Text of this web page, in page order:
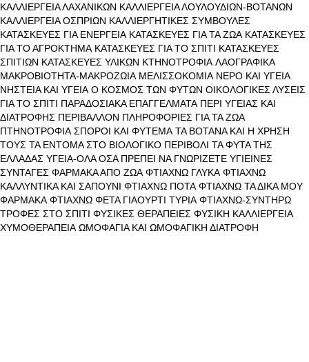
ΚΑΛΛΙΕΡΓΕΙΑ ΛΑΧΑΝΙΚΩΝ ΚΑΛΛΙΕΡΓΕΙΑ ΛΟΥΛΟΥΔΙΩΝ-ΒΟΤΑΝΩΝ
ΚΑΛΛΙΕΡΓΕΙΑ ΟΣΠΡΙΩΝ ΚΑΛΛΙΕΡΓΗΤΙΚΕΣ ΣΥΜΒΟΥΛΕΣ
ΚΑΤΑΣΚΕΥΕΣ ΓΙΑ ΕΝΕΡΓΕΙΑ ΚΑΤΑΣΚΕΥΕΣ ΓΙΑ ΤΑ ΖΩΑ ΚΑΤΑΣΚΕΥΕΣ
ΓΙΑ ΤΟ ΑΓΡΟΚΤΗΜΑ ΚΑΤΑΣΚΕΥΕΣ ΓΙΑ ΤΟ ΣΠΙΤΙ ΚΑΤΑΣΚΕΥΕΣ
ΣΠΙΤΙΩΝ ΚΑΤΑΣΚΕΥΕΣ ΥΛΙΚΩΝ ΚΤΗΝΟΤΡΟΦΙΑ ΛΑΟΓΡΑΦΙΚΑ
ΜΑΚΡΟΒΙΟΤΗΤΑ-ΜΑΚΡΟΖΩΙΑ ΜΕΛΙΣΣΟΚΟΜΙΑ ΝΕΡΟ ΚΑΙ ΥΓΕΙΑ
ΝΗΣΤΕΙΑ ΚΑΙ ΥΓΕΙΑ Ο ΚΟΣΜΟΣ ΤΩΝ ΦΥΤΩΝ ΟΙΚΟΛΟΓΙΚΕΣ ΛΥΣΕΙΣ
ΓΙΑ ΤΟ ΣΠΙΤΙ ΠΑΡΑΔΟΣΙΑΚΑ ΕΠΑΓΓΕΛΜΑΤΑ ΠΕΡΙ ΥΓΕΙΑΣ ΚΑΙ
ΔΙΑΤΡΟΦΗΣ ΠΕΡΙΒΑΛΛΟΝ ΠΛΗΡΟΦΟΡΙΕΣ ΓΙΑ ΤΑ ΖΩΑ
ΠΤΗΝΟΤΡΟΦΙΑ ΣΠΟΡΟΙ ΚΑΙ ΦΥΤΕΜΑ ΤΑ ΒΟΤΑΝΑ ΚΑΙ Η ΧΡΗΣΗ
ΤΟΥΣ ΤΑ ΕΝΤΟΜΑ ΣΤΟ ΒΙΟΛΟΓΙΚΟ ΠΕΡΙΒΟΛΙ ΤΑ ΦΥΤΑ ΤΗΣ
ΕΛΛΑΔΑΣ ΥΓΕΙΑ-ΟΛΑ ΟΣΑ ΠΡΕΠΕΙ ΝΑ ΓΝΩΡΙΖΕΤΕ ΥΓΙΕΙΝΕΣ
ΣΥΝΤΑΓΕΣ ΦΑΡΜΑΚΑ ΑΠΟ ΖΩΑ ΦΤΙΑΧΝΩ ΓΛΥΚΑ ΦΤΙΑΧΝΩ
ΚΑΛΛΥΝΤΙΚΑ ΚΑΙ ΣΑΠΟΥΝΙ ΦΤΙΑΧΝΩ ΠΟΤΑ ΦΤΙΑΧΝΩ ΤΑ ΔΙΚΑ ΜΟΥ
ΦΑΡΜΑΚΑ ΦΤΙΑΧΝΩ ΦΕΤΑ ΓΙΑΟΥΡΤΙ ΤΥΡΙΑ ΦΤΙΑΧΝΩ-ΣΥΝΤΗΡΩ
ΤΡΟΦΕΣ ΣΤΟ ΣΠΙΤΙ ΦΥΣΙΚΕΣ ΘΕΡΑΠΕΙΕΣ ΦΥΣΙΚΗ ΚΑΛΛΙΕΡΓΕΙΑ
ΧΥΜΟΘΕΡΑΠΕΙΑ ΩΜΟΦΑΓΙΑ ΚΑΙ ΩΜΟΦΑΓΙΚΗ ΔΙΑΤΡΟΦΗ